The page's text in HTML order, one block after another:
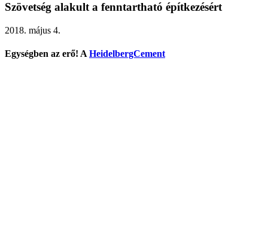
Szövetség alakult a fenntartható építkezésért
2018. május 4.
Egységben az erő! A HeidelbergCement